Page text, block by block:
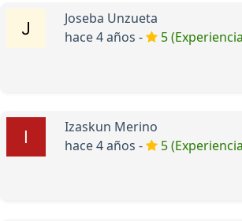
Joseba Unzueta
hace 4 años -
5
Izaskun Merino
hace 4 años -
5